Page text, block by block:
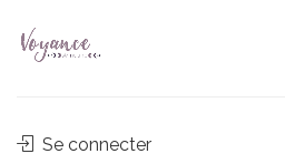
Se connecter